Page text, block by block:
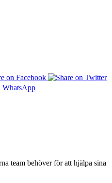
team behöver för att hjälpa sina